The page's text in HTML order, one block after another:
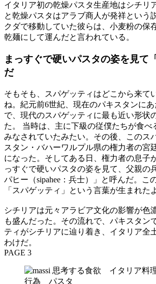
イタリア初の乾燥パスタ生産地はシチリ
と乾燥パスタはアラブ商人が発祥という
クダで移動していた彼らは、小麦粉の保
乾麺にして運んだと言われている。
まっすぐで硬いパスタの姿を見て
だ
そもそも、スパゲッティはどこから来て
ね。紀元前6世紀、現在のパキスタンに
で、現代のスパゲッティに最も近い形状
た。 当時は、主に下級の従僕たちが食べ
みなされていたみたい。その後、このス
スタン・バハーワルプル県の権力者の宮
になった。そしてある日、権力者の息子
っすぐで硬いパスタの姿を見て、父親の
パヒー（sipahee：兵士）」と呼んだ。こ
「スパゲッティ」という言葉が生まれた
シチリアは元々アラビア文化の影響が色
も盛んだった。その流れで、パキスタン
ティがシチリアに辿り着き、イタリア全
わけだ。
PAGE 3